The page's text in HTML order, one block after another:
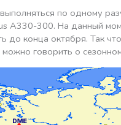
по одному
A330-300. На данный
до конца октября. Так
можно говорить о